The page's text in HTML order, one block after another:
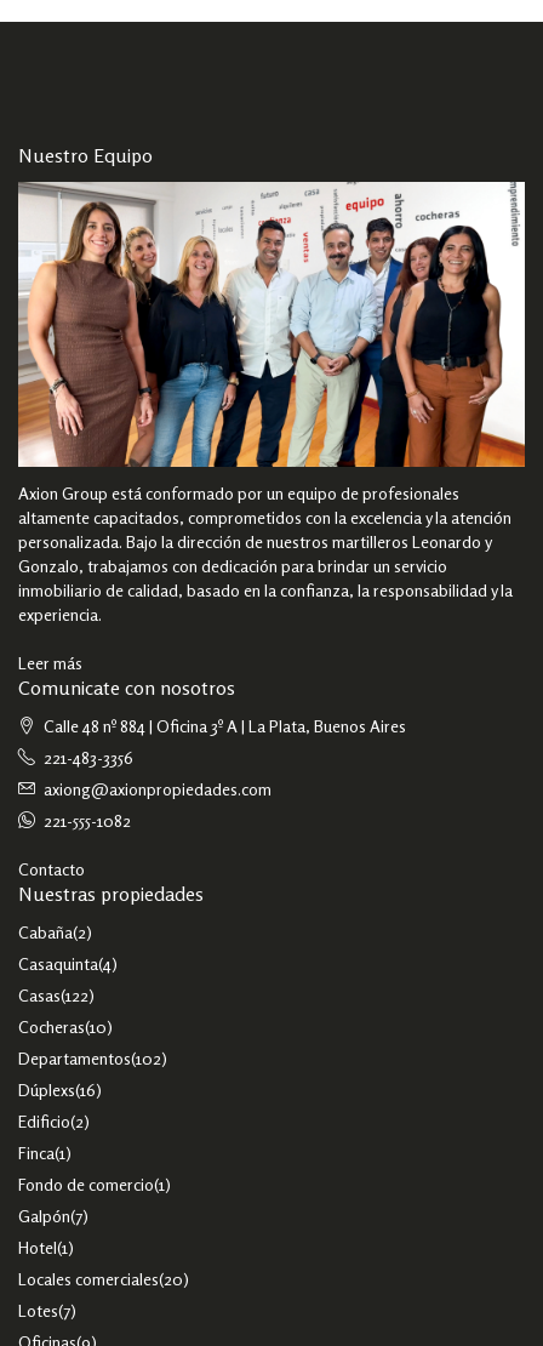
Nuestro Equipo
Axion Group está conformado por un equipo de profesionales
altamente capacitados, comprometidos con la excelencia y la atención
personalizada. Bajo la dirección de nuestros martilleros Leonardo y
Gonzalo, trabajamos con dedicación para brindar un servicio
inmobiliario de calidad, basado en la confianza, la responsabilidad y la
experiencia.
Leer más
Comunicate con nosotros
Calle 48 nº 884 | Oficina 3º A | La Plata, Buenos Aires
221-483-3356
axiong@axionpropiedades.com
221-555-1082
Contacto
Nuestras propiedades
Cabaña(2)
Casaquinta(4)
Casas(122)
Cocheras(10)
Departamentos(102)
Dúplexs(16)
Edificio(2)
Finca(1)
Fondo de comercio(1)
Galpón(7)
Hotel(1)
Locales comerciales(20)
Lotes(7)
Oficinas(9)